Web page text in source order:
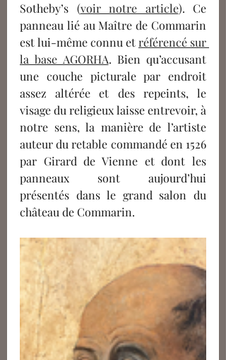
Sotheby’s (voir notre article). Ce
panneau lié au Maître de Commarin
est lui-même connu et référencé sur
la base AGORHA. Bien qu’accusant
une couche picturale par endroit
assez altérée et des repeints, le
visage du religieux laisse entrevoir, à
notre sens, la manière de l’artiste
auteur du retable commandé en 1526
par Girard de Vienne et dont les
panneaux sont aujourd’hui
présentés dans le grand salon du
château de Commarin.